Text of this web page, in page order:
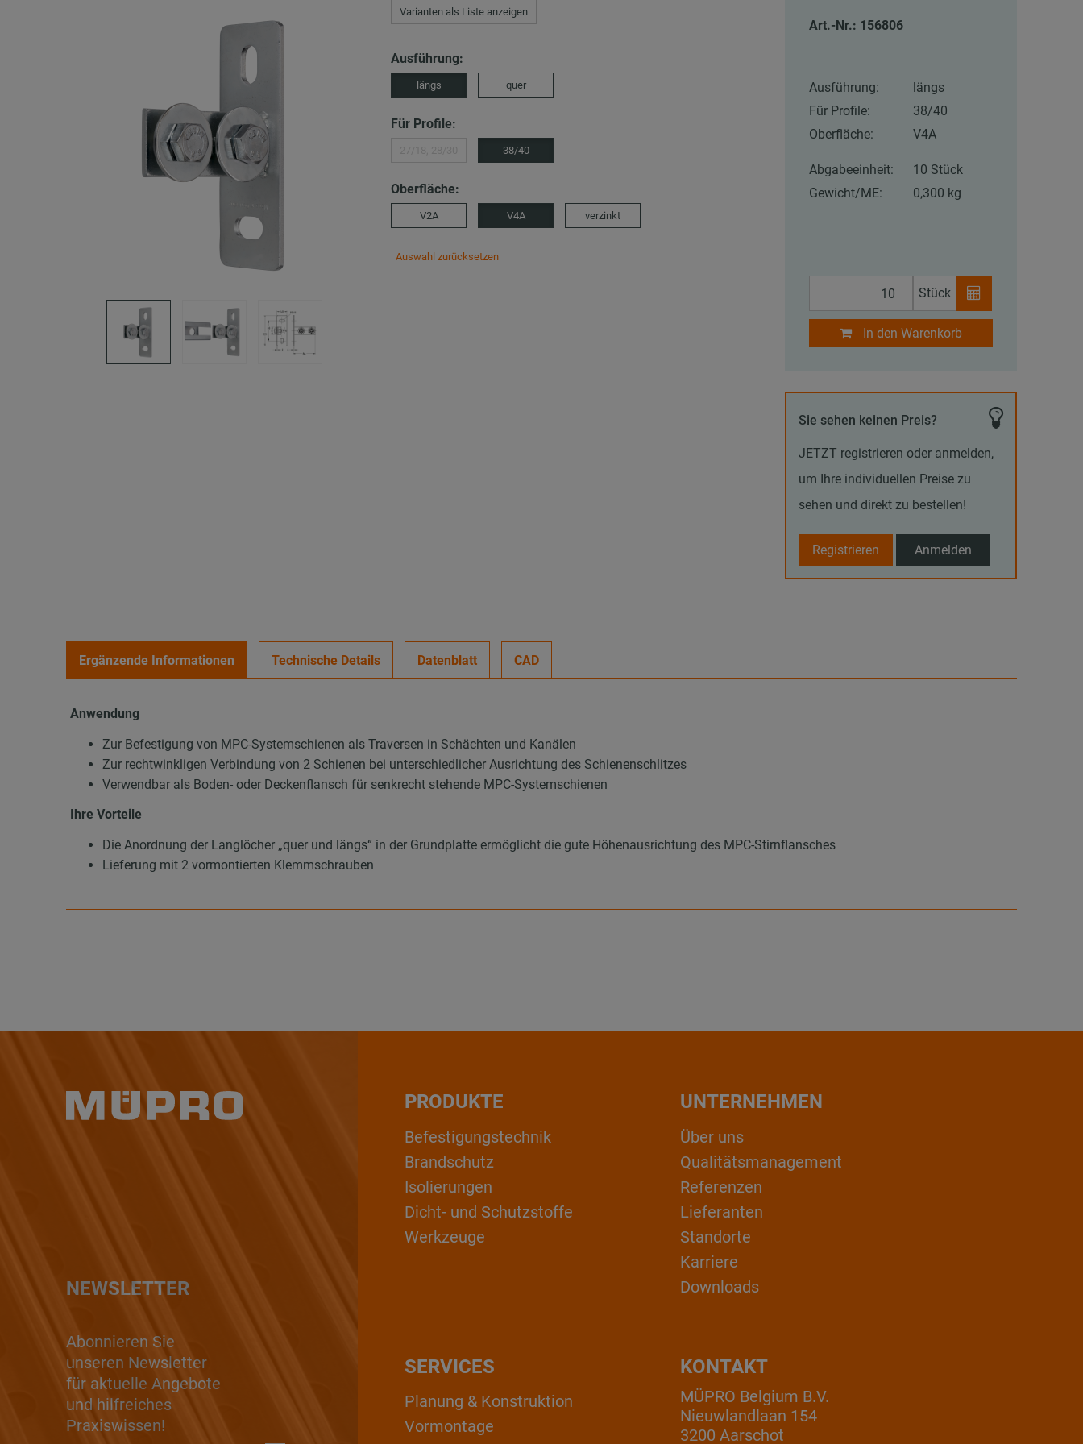
Varianten als Liste anzeigen
Ausführung:
längs quer
Für Profile:
38/40
Oberfläche:
V2A V4A verzinkt
Auswahl zurücksetzen
Art.-Nr.: 156806
Ausführung:
längs
Für Profile:
38/40
Oberfläche:
V4A
Abgabeeinheit:
10 Stück
Gewicht/ME:
0,300 kg
Stück
In den Warenkorb
Sie sehen keinen Preis?
JETZT registrieren oder anmelden,
um Ihre individuellen Preise zu
sehen und direkt zu bestellen!
Registrieren Anmelden
Ergänzende Informationen Technische Details Datenblatt CAD
Anwendung
Zur Befestigung von MPC-Systemschienen als Traversen in Schächten und Kanälen
Zur rechtwinkligen Verbindung von 2 Schienen bei unterschiedlicher Ausrichtung des Schienenschlitzes
Verwendbar als Boden- oder Deckenflansch für senkrecht stehende MPC-Systemschienen
Ihre Vorteile
Die Anordnung der Langlöcher „quer und längs“ in der Grundplatte ermöglicht die gute Höhenausrichtung des MPC-Stirnflansches
Lieferung mit 2 vormontierten Klemmschrauben
NEWSLETTER
Abonnieren Sie
unseren Newsletter
für aktuelle Angebote
und hilfreiches
Praxiswissen!
PRODUKTE
Befestigungstechnik
Brandschutz
Isolierungen
Dicht- und Schutzstoffe
Werkzeuge
UNTERNEHMEN
Über uns
Qualitätsmanagement
Referenzen
Lieferanten
Standorte
Karriere
Downloads
KONTAKT
MÜPRO Belgium B.V.
Nieuwlandlaan 154
3200 Aarschot
SERVICES
Planung & Konstruktion
Vormontage